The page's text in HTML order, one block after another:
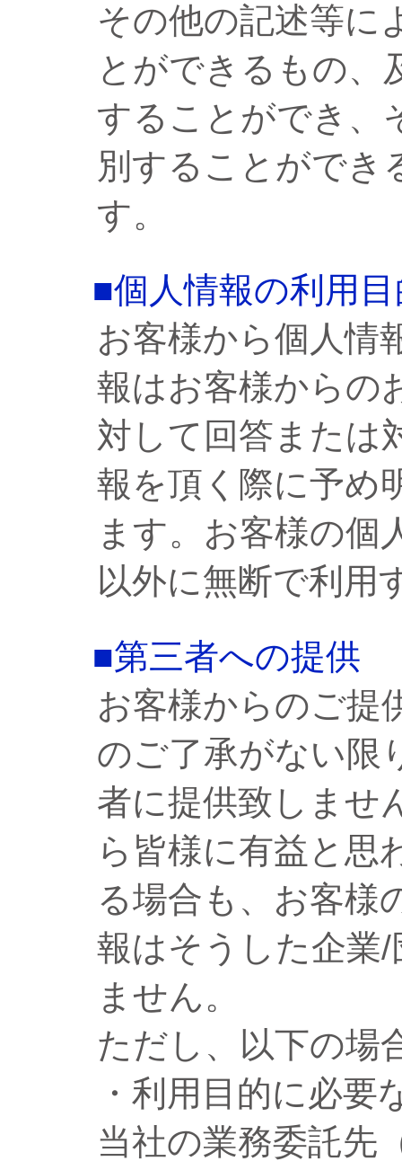
その他の記述等に
とができるもの、
することができ、
別することができ
す。
■個人情報の利用
お客様から個人情
報はお客様からの
対して回答または
報を頂く際に予め
ます。お客様の個
以外に無断で利用
■第三者への提供
お客様からのご提
のご了承がない限
者に提供致しませ
ら皆様に有益と思
る場合も、お客様
報はそうした企業
ません。
ただし、以下の場
・利用目的に必
当社の業務委託先